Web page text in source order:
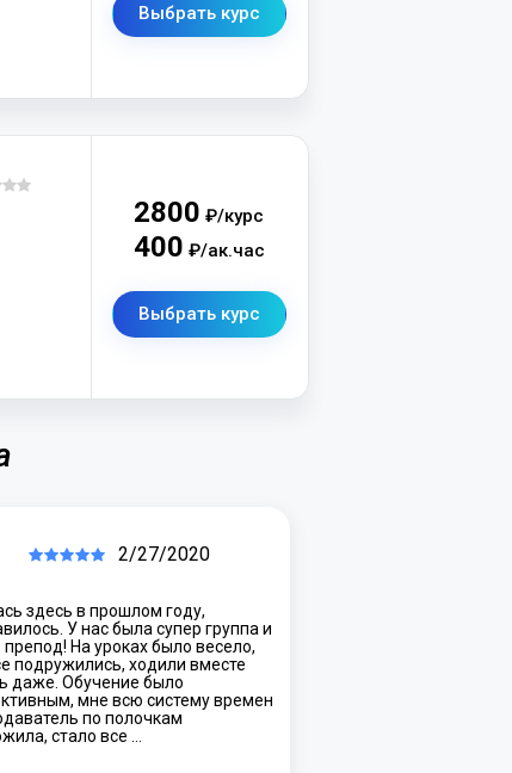
Выбрать курс
2800 ₽/курс
400 ₽/ак.час
Выбрать курс
2/27/2020
здесь в прошлом году,
У нас была супер группа и
препод! На уроках было весело,
подружились, ходили вместе
даже. Обучение было
мне всю систему времен
по полочкам
стало все …